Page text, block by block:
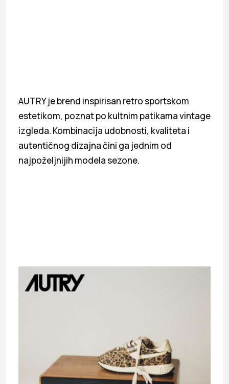
AUTRY je brend inspirisan retro sportskom
estetikom, poznat po kultnim patikama vintage
izgleda. Kombinacija udobnosti, kvaliteta i
autentičnog dizajna čini ga jednim od
najpoželjnijih modela sezone.